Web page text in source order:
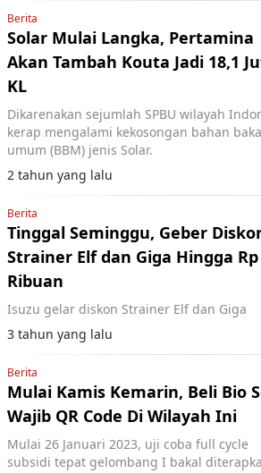
Berita
Solar Mulai Langka, Pertamina
Akan Tambah Kouta Jadi 18,1
KL
Dikarenakan sejumlah SPBU wilayah
kerap mengalami kekosongan bahan
umum (BBM) jenis Solar.
2 tahun yang lalu
Berita
Tinggal Seminggu, Geber
Strainer Elf dan Giga Hingga Rp
Ribuan
Isuzu gelar diskon Strainer Elf dan Giga
3 tahun yang lalu
Berita
Mulai Kamis Kemarin, Beli Bio
Wajib QR Code Di Wilayah Ini
Mulai 26 Januari 2023, uji coba full cycle
subsidi tepat gelombang I bakal